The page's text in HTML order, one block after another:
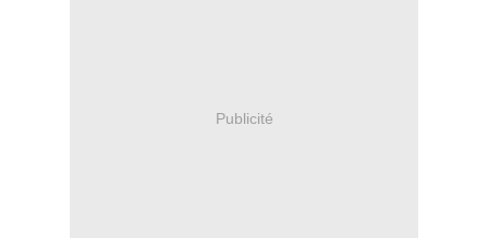
Publicité